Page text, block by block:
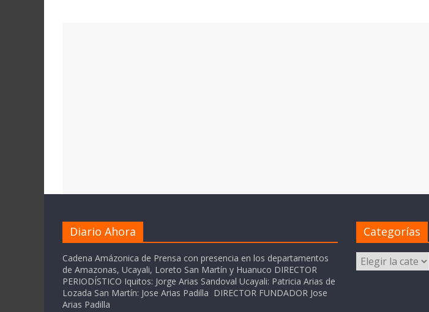
Diario Ahora
Cadena Amázonica de Prensa con presencia en los departamentos
de Amazonas, Ucayali, Loreto San Martín y Huanuco DIRECTOR
PERIODÍSTICO Iquitos: Jorge Arias Sandoval Ucayali: Patricia Arias de
Lozada San Martín: Jose Arias Padilla DIRECTOR FUNDADOR Jose
Arias Padilla
Categorías
Categorías